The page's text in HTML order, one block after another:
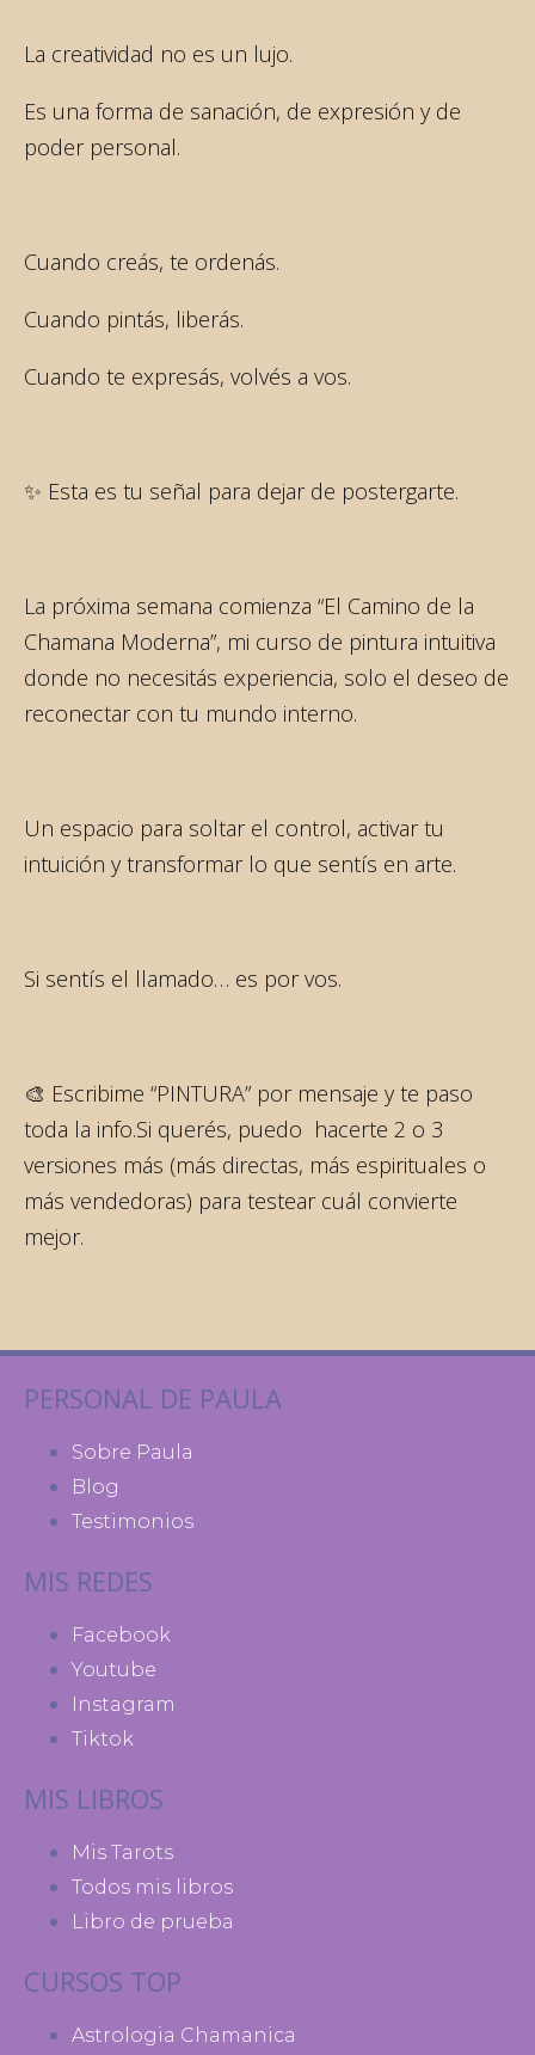
La creatividad no es un lujo.
Es una forma de sanación, de expresión y de
poder personal.
Cuando creás, te ordenás.
Cuando pintás, liberás.
Cuando te expresás, volvés a vos.
✨ Esta es tu señal para dejar de postergarte.
La próxima semana comienza “El Camino de la
Chamana Moderna”, mi curso de pintura intuitiva
donde no necesitás experiencia, solo el deseo de
reconectar con tu mundo interno.
Un espacio para soltar el control, activar tu
intuición y transformar lo que sentís en arte.
Si sentís el llamado… es por vos.
🎨 Escribime “PINTURA” por mensaje y te paso
toda la info.Si querés, puedo hacerte 2 o 3
versiones más (más directas, más espirituales o
más vendedoras) para testear cuál convierte
mejor.
PERSONAL DE PAULA
Sobre Paula
Blog
Testimonios
MIS REDES
Facebook
Youtube
Instagram
Tiktok
MIS LIBROS
Mis Tarots
Todos mis libros
Libro de prueba
CURSOS TOP
Astrologia Chamanica